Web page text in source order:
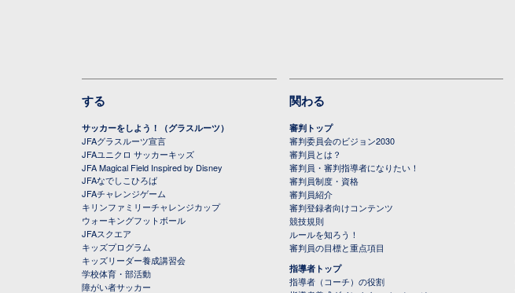
する
サッカーをしよう！（グラスルーツ）
JFAグラスルーツ宣言
JFAユニクロ サッカーキッズ
JFA Magical Field Inspired by Disney
JFAなでしこひろば
JFAチャレンジゲーム
キリンファミリーチャレンジカップ
ウォーキングフットボール
JFAスクエア
キッズプログラム
キッズリーダー養成講習会
学校体育・部活動
障がい者サッカー
関わる
審判トップ
審判委員会のビジョン2030
審判員とは？
審判員・審判指導者になりたい！
審判員制度・資格
審判員紹介
審判登録者向けコンテンツ
競技規則
ルールを知ろう！
審判員の目標と重点項目
指導者トップ
指導者（コーチ）の役割